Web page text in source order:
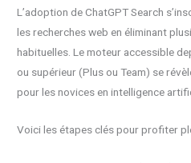
L’adoption de ChatGPT Search
les recherches web en éliminant
habituelles. Le moteur accessible
ou supérieur (Plus ou Team) se
pour les novices en intelligence
Voici les étapes clés pour profiter